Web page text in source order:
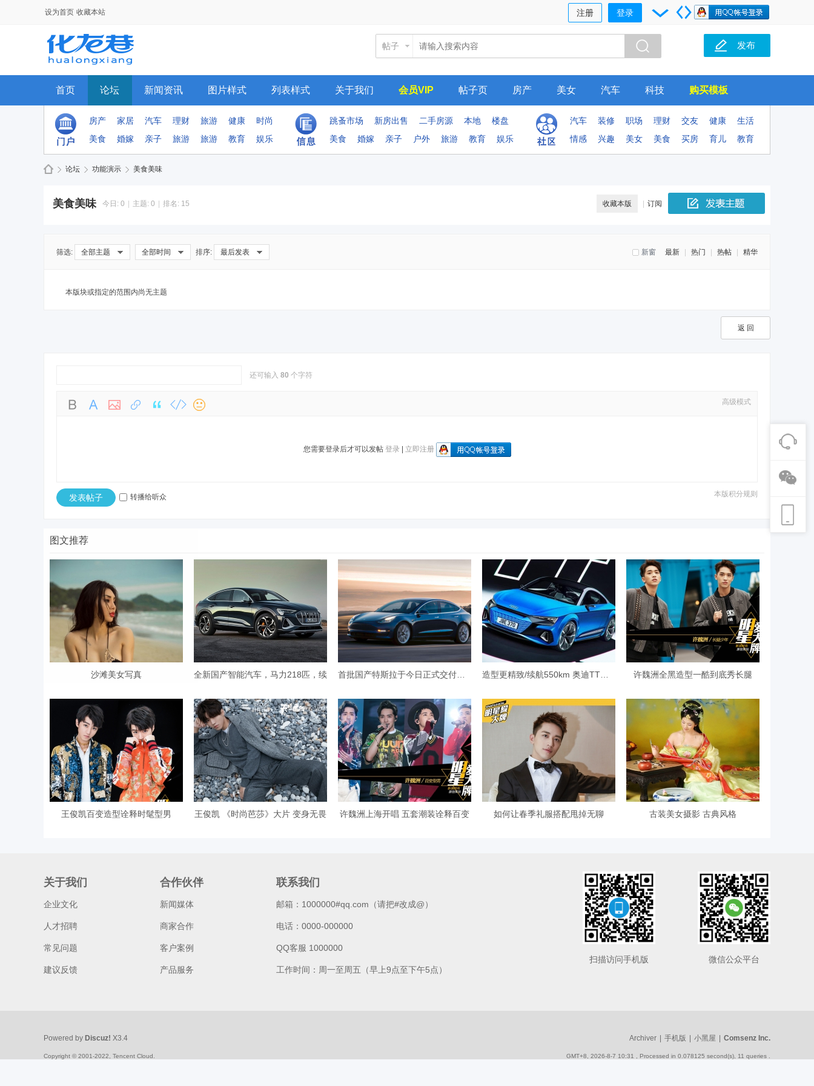
设为首页 收藏本站 注册 登录
发布
帖子
首页 论坛 新闻资讯 图片样式 列表样式 关于我们 会员VIP 帖子页 房产 美女 汽车 科技 购买模板
手机模板 排行榜 群组
房产 家居 汽车 理财 旅游 健康
时尚
美食
婚嫁 亲子 旅游 旅游 教育 娱乐
跳蚤市场 新房出售 二手房源 本地
楼盘
美食
婚嫁 亲子 户外 旅游 教育 娱乐
汽车 装修 职场 理财 交友 健康
生活
情感
兴趣 美女 美食 买房 育儿 教育
Bo
论坛 功能演示 美食美味
收藏本版 订阅
美食美味 今日: 0 主题: 0 排名: 15
最新 热门 热帖 精华
新窗
筛选: 全部主题 全部时间 排序: 最后发表
本版块或指定的范围内尚无主题
返 回
还可输入 80 个字符
高级模式
您需要登录后才可以发帖 登录| 立即注册
本版积分规则
发表帖子 转播给听众
图文推荐
沙滩美女写真 全新国产智能汽车，马力218匹，续 许魏洲全黑造型一酷到底秀长腿
王俊凯百变造型诠释时髦型男 王俊凯 《时尚芭莎》大片 变身无畏 许魏洲上海开唱 五套潮装诠释百变 如何让春季礼服搭配甩掉无聊 古装美女摄影 古典风格
关于我们
企业文化
人才招聘
常见问题
建议反馈
合作伙伴
新闻媒体
商家合作
客户案例
产品服务
联系我们
邮箱：1000000#qq.com（请把#改成@）
电话：0000-000000
QQ客服 1000000
工作时间：周一至周五（早上9点至下午5点）
微信公众平台
扫描访问手机版
Archiver 手机版 小黑屋 Comsenz Inc.
GMT+8, 2026-8-7 10:31 , Processed in 0.078125 second(s), 11 queries .
Powered by Discuz! X3.4
Copyright © 2001-2022, Tencent Cloud.